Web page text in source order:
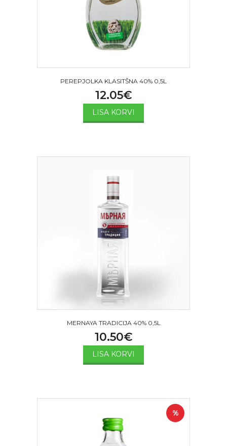
PEREPJOLKA KLASITŠNA 40% 0,5L
12.05€
LISA KORVI
MERNAYA TRADICIJA 40% 0,5L
10.50€
LISA KORVI
%